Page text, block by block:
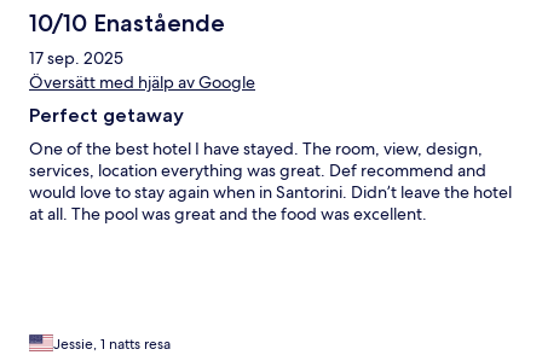
10/10 Enastående
17 sep. 2025
Översätt med hjälp av Google
Perfect getaway
One of the best hotel I have stayed. The room, view, design,
services, location everything was great. Def recommend and
would love to stay again when in Santorini. Didn’t leave the hotel
at all. The pool was great and the food was excellent.
Jessie, 1 natts resa